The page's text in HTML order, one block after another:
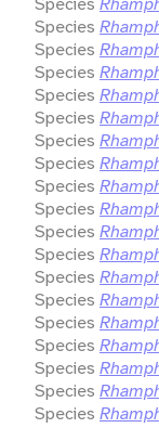
Species
Species
Species
Species
Species
Species
Species
Species
Species
Species
Species
Species
Species
Species
Species
Species
Species
Species